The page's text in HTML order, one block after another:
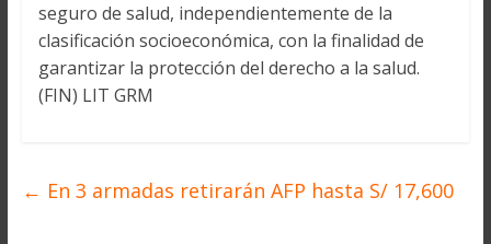
seguro de salud, independientemente de la
clasificación socioeconómica, con la finalidad de
garantizar la protección del derecho a la salud.
(FIN) LIT GRM
← En 3 armadas retirarán AFP hasta S/ 17,600